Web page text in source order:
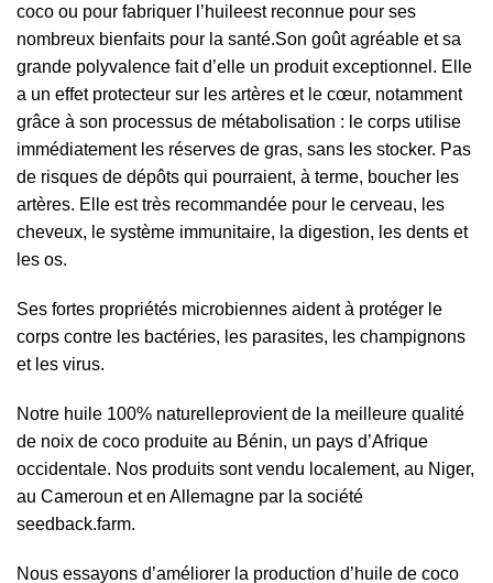
coco ou pour fabriquer l’huileest reconnue pour ses
nombreux bienfaits pour la santé.Son goût agréable et sa
grande polyvalence fait d’elle un produit exceptionnel. Elle
a un effet protecteur sur les artères et le cœur, notamment
grâce à son processus de métabolisation : le corps utilise
immédiatement les réserves de gras, sans les stocker. Pas
de risques de dépôts qui pourraient, à terme, boucher les
artères. Elle est très recommandée pour le cerveau, les
cheveux, le système immunitaire, la digestion, les dents et
les os.
Ses fortes propriétés microbiennes aident à protéger le
corps contre les bactéries, les parasites, les champignons
et les virus.
Notre huile 100% naturelleprovient de la meilleure qualité
de noix de coco produite au Bénin, un pays d’Afrique
occidentale. Nos produits sont vendu localement, au Niger,
au Cameroun et en Allemagne par la société
seedback.farm.
Nous essayons d’améliorer la production d’huile de coco